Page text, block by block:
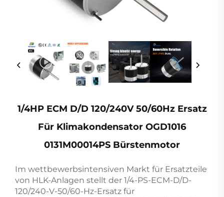
1/4HP ECM D/D 120/240V 50/60Hz Ersatz
Für Klimakondensator OGD1016
0131M00014PS Bürstenmotor
Im wettbewerbsintensiven Markt für Ersatzteile
von HLK-Anlagen stellt der 1/4-PS-ECM-D/D-
120/240-V-50/60-Hz-Ersatz für